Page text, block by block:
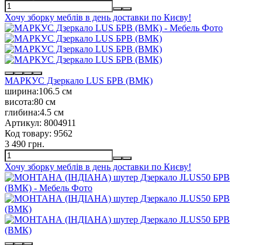
Хочу зборку меблів в день доставки по Києву!
МАРКУС Дзеркало LUS БРВ (ВМК)
ширина:106.5 см
висота:80 см
глибина:4.5 см
Артикул: 8004911
Код товару: 9562
3 490 грн.
Хочу зборку меблів в день доставки по Києву!